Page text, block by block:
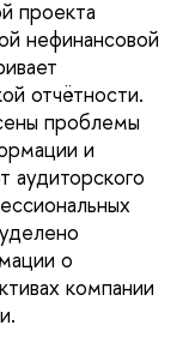
проекта
нефинансовой
отчётности.
проблемы
и
аудиторского
о
компании